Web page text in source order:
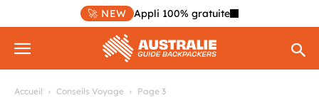
🚀 NEW Appli 100% gratuite
Accueil Conseils Voyage Page 3